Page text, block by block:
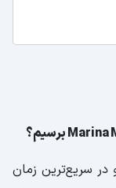
در سریع‌‌ترین زمان